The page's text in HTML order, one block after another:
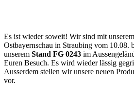
Es ist wieder soweit! Wir sind mit
Ostbayernschau in Straubing vom 10.08.
unserem Stand FG 0243 im
Euren Besuch. Es wird wieder lässig
Ausserdem stellen wir unsere neuen
vor.